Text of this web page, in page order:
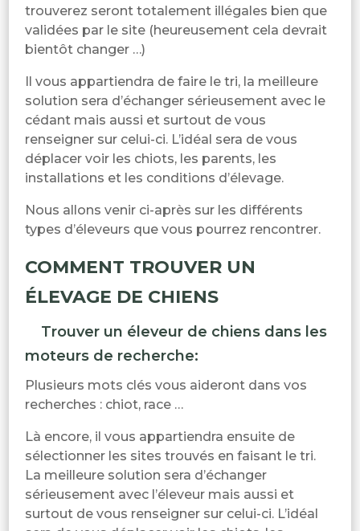
trouverez seront totalement illégales bien que
validées par le site (heureusement cela devrait
bientôt changer …)
Il vous appartiendra de faire le tri, la meilleure
solution sera d’échanger sérieusement avec le
cédant mais aussi et surtout de vous
renseigner sur celui-ci. L’idéal sera de vous
déplacer voir les chiots, les parents, les
installations et les conditions d’élevage.
Nous allons venir ci-après sur les différents
types d’éleveurs que vous pourrez rencontrer.
COMMENT TROUVER UN
ÉLEVAGE DE CHIENS
Trouver un éleveur de chiens dans les
moteurs de recherche:
Plusieurs mots clés vous aideront dans vos
recherches : chiot, race …
Là encore, il vous appartiendra ensuite de
sélectionner les sites trouvés en faisant le tri.
La meilleure solution sera d’échanger
sérieusement avec l’éleveur mais aussi et
surtout de vous renseigner sur celui-ci. L’idéal